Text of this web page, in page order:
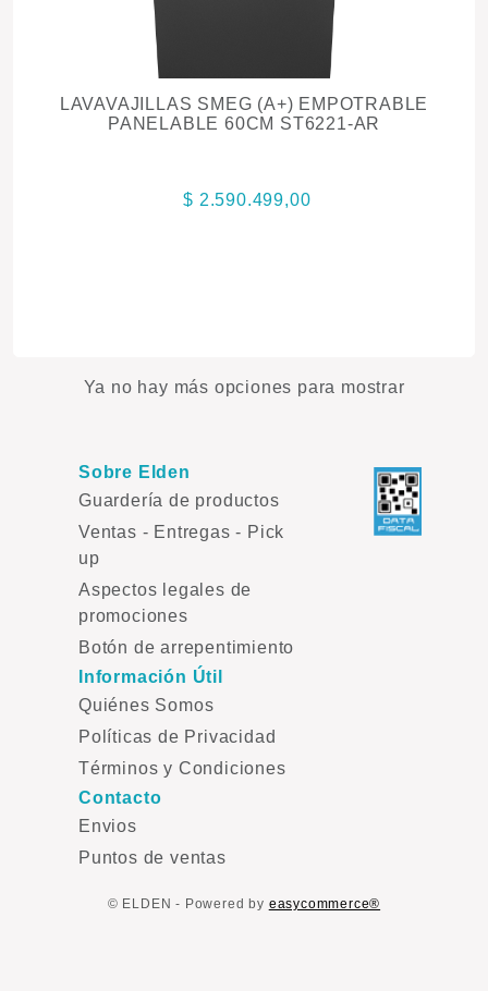
LAVAVAJILLAS SMEG (A+) EMPOTRABLE
PANELABLE 60CM ST6221-AR
$ 2.590.499,00
Ya no hay más opciones para mostrar
Información Útil
Quiénes Somos
Políticas de Privacidad
Términos y Condiciones
Contacto
Envios
Puntos de ventas
Sobre Elden
Guardería de productos
Ventas - Entregas - Pick
up
Aspectos legales de
promociones
Botón de arrepentimiento
© ELDEN - Powered by easycommerce®